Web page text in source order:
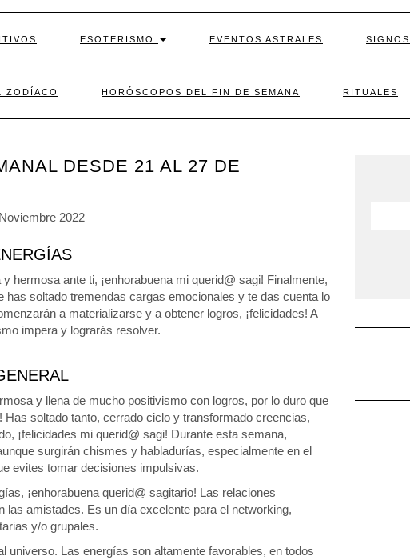
ESOTERISMO EVENTOS ASTRALES SIGNOS
ZODÍACO HORÓSCOPOS DEL FIN DE SEMANA RITUALES
DESDE 21 AL 27 DE
hermosa ante ti, ¡enhorabuena mi querid@ sagi! Finalmente,
has soltado tremendas cargas emocionales y te das cuenta lo
a materializarse y a obtener logros, ¡felicidades! A
impera y lograrás resolver.
y llena de mucho positivismo con logros, por lo duro que
Has soltado tanto, cerrado ciclo y transformado creencias,
¡felicidades mi querid@ sagi! Durante esta semana,
surgirán chismes y habladurías, especialmente en el
evites tomar decisiones impulsivas.
¡enhorabuena querid@ sagitario! Las relaciones
amistades. Es un día excelente para el networking,
y/o grupales.
universo. Las energías son altamente favorables, en todos